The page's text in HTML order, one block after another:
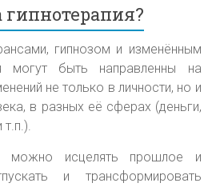
гипнозом и изменённым
могут быть направленны на
не только в личности, но и
в разных её сферах (деньги,
можно исцелять прошлое и
и трансформировать